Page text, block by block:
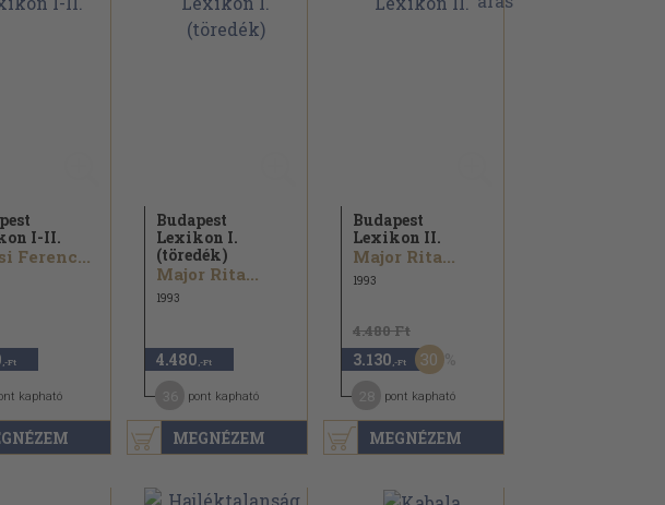
I-II.
Ferenc...
,-Ft
kapható
MEGNÉZEM
Budapest
Lexikon I.
(töredék)
Major Rita...
1993
4.480 ,-Ft
pont kapható
MEGNÉZEM
Budapest
Lexikon II.
Major Rita...
1993
4.480 Ft
3.130 ,-Ft 30
pont kapható